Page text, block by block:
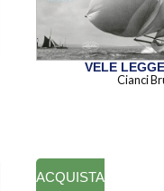
VELE
Cianci
ACQUISTA